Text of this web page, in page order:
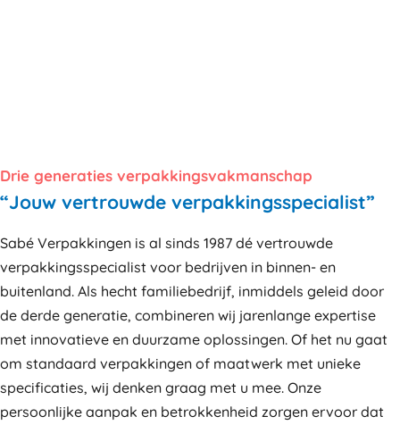
Drie generaties verpakkingsvakmanschap
“Jouw vertrouwde verpakkingsspecialist”
Sabé Verpakkingen is al sinds 1987 dé vertrouwde
verpakkingsspecialist voor bedrijven in binnen- en
buitenland. Als hecht familiebedrijf, inmiddels geleid door
de derde generatie, combineren wij jarenlange expertise
met innovatieve en duurzame oplossingen. Of het nu gaat
om standaard verpakkingen of maatwerk met unieke
specificaties, wij denken graag met u mee. Onze
persoonlijke aanpak en betrokkenheid zorgen ervoor dat